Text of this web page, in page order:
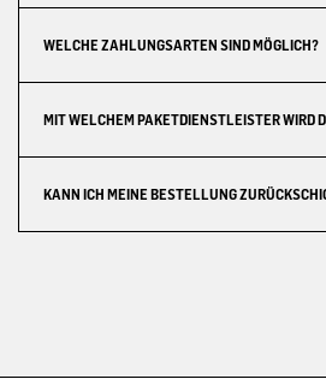
WELCHE ZAHLUNGSARTEN SIND MÖGLICH?
MIT WELCHEM PAKETDIENSTLEISTER WIRD
KANN ICH MEINE BESTELLUNG